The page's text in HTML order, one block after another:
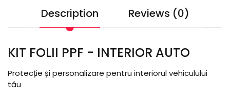
Description Reviews (0)
KIT FOLII PPF - INTERIOR AUTO
Protecție și personalizare pentru interiorul vehiculului
tău